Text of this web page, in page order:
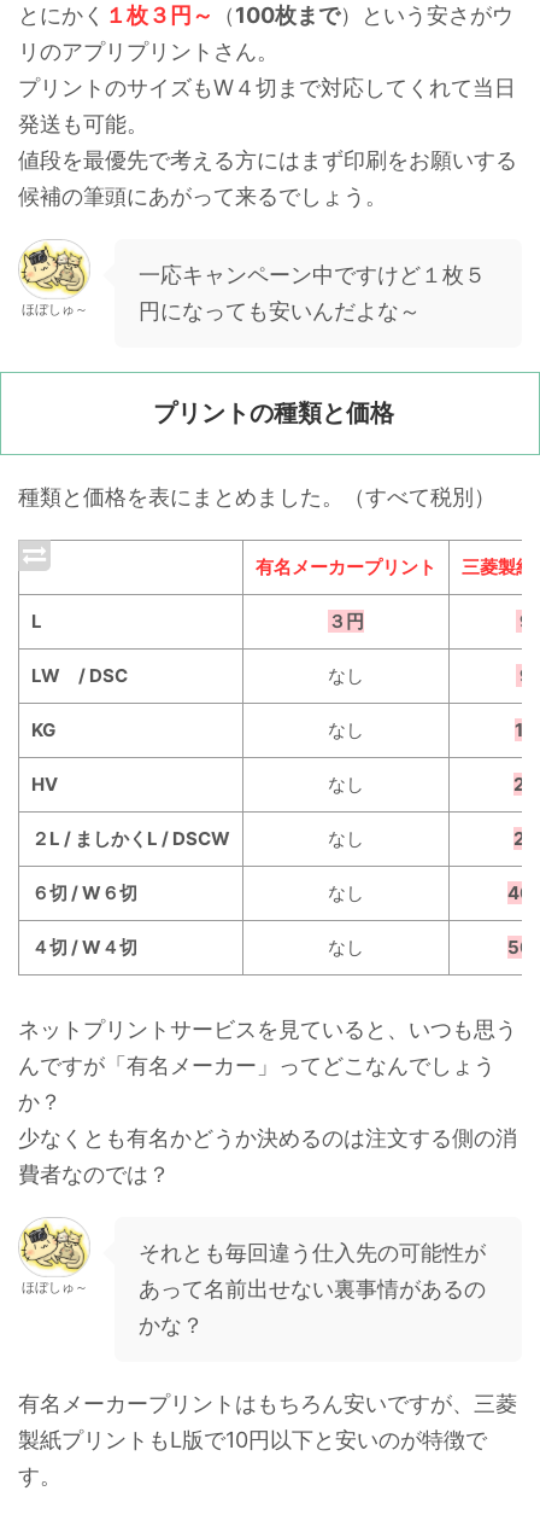
とにかく １枚３円～ （100枚まで）という安さがウ
リのアプリプリントさん。
プリントのサイズもW４切まで対応してくれて当日
発送も可能。
値段を最優先で考える方にはまず印刷をお願いする
候補の筆頭にあがって来るでしょう。
ほぼしゅ～
一応キャンペーン中ですけど１枚５
円になっても安いんだよな～
プリントの種類と価格
種類と価格を表にまとめました。（すべて税別）
有名メーカープリント 三菱製紙
L ３円 ９
LW / DSC なし ９
KG なし 15
HV なし 20
２L / ましかくL / DSCW なし 25
６切 / W６切 なし
４切 / W４切 なし
ネットプリントサービスを見ていると、いつも思う
んですが「有名メーカー」ってどこなんでしょう
か？
少なくとも有名かどうか決めるのは注文する側の消
費者なのでは？
ほぼしゅ～
それとも毎回違う仕入先の可能性が
あって名前出せない裏事情があるの
かな？
有名メーカープリントはもちろん安いですが、三菱
製紙プリントもL版で10円以下と安いのが特徴で
す。